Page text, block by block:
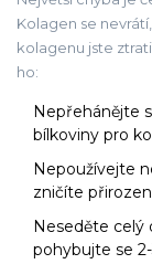
Kolagen se
kolagenu jste
ho:
Nepřehánějte
bílkoviny pro
Nepoužívejte
zničíte
Neseděte celý
pohybujte se